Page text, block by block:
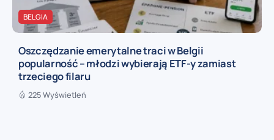
BELGIA
Oszczędzanie emerytalne traci w Belgii
popularność – młodzi wybierają ETF-y zamiast
trzeciego filaru
225 Wyświetleń